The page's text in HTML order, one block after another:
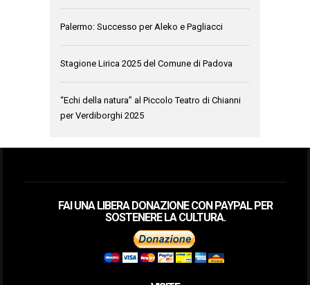
Palermo: Successo per Aleko e Pagliacci
Stagione Lirica 2025 del Comune di Padova
“Echi della natura” al Piccolo Teatro di Chianni
per Verdiborghi 2025
FAI UNA LIBERA DONAZIONE CON PAYPAL PER
SOSTENERE LA CULTURA.